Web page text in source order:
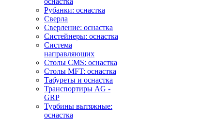
Рубанки: оснастка
Сверла
Сверление: оснастка
Систейнеры: оснастка
Система
направляющих
Столы CMS: оснастка
Столы MFT: оснастка
Табуреты и оснастка
Транспортиры AG -
GRP
Турбины вытяжные:
оснастка